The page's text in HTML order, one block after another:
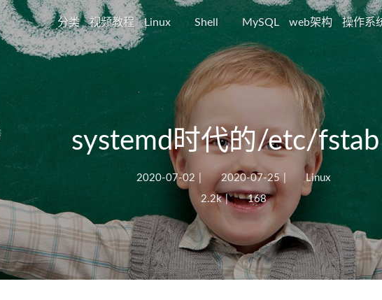
分类 视频教程 Linux Shell MySQL web架构 操作系
systemd时代的/etc/fstab
2020-07-02 2020-07-25
Linux
2.2k | 168